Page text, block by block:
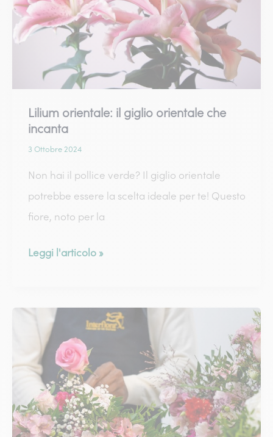
fragranti
Lilium orientale: il giglio orientale che
incanta
3 Ottobre 2024
Non hai il pollice verde? Il giglio orientale
potrebbe essere la scelta ideale per te! Questo
fiore, noto per la
Lilium
giglio
orientale
che
incanta
Leggi l'articolo »